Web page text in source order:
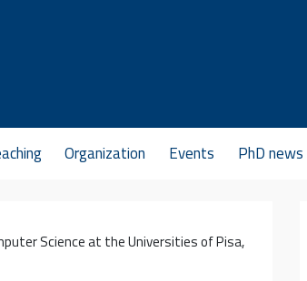
Organization Events PhD news
Science at the Universities of Pisa,